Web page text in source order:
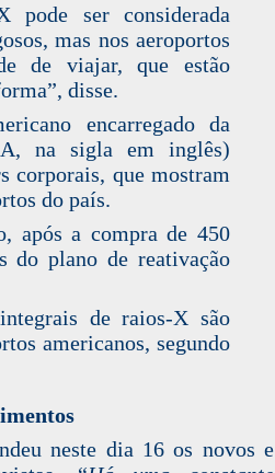
pode ser considerada
mas nos aeroportos
de viajar, que estão
disse.
encarregado da
, na sigla em inglês)
corporais, que mostram
do país.
após a compra de 450
do plano de reativação
de raios-X são
americanos, segundo
neste dia 16 os novos e